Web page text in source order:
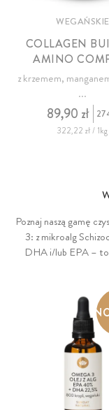
WEGAŃSKIE
COLLAGEN
AMINO
z krzemem,
...
89,90 zł
322,22 zł / 1kg
Poznaj naszą gamę
3: z mikroalg
DHA i/lub EPA –
dostarczające
Omega 3 premium z
wysokiej zawartości
lnianego